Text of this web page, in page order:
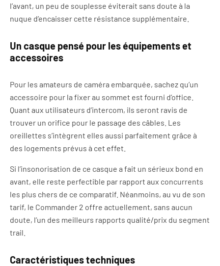
l’avant, un peu de souplesse éviterait sans doute à la
nuque d’encaisser cette résistance supplémentaire.
Un casque pensé pour les équipements et
accessoires
Pour les amateurs de caméra embarquée, sachez qu’un
accessoire pour la fixer au sommet est fourni d’office.
Quant aux utilisateurs d’intercom, ils seront ravis de
trouver un orifice pour le passage des câbles. Les
oreillettes s’intègrent elles aussi parfaitement grâce à
des logements prévus à cet effet.
Si l’insonorisation de ce casque a fait un sérieux bond en
avant, elle reste perfectible par rapport aux concurrents
les plus chers de ce comparatif. Néanmoins, au vu de son
tarif, le Commander 2 offre actuellement, sans aucun
doute, l’un des meilleurs rapports qualité/prix du segment
trail.
Caractéristiques techniques